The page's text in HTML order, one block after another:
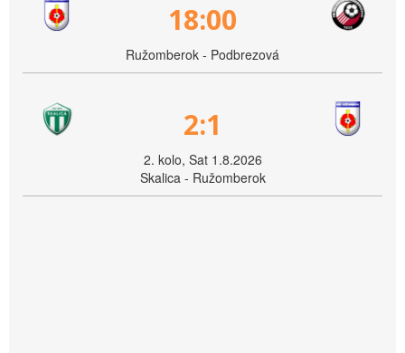
18:00
Ružomberok - Podbrezová
2:1
2. kolo, Sat 1.8.2026
Skalica - Ružomberok